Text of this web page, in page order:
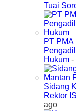
Tuai
PT
Hukum -
Sidang
Rektor
ago